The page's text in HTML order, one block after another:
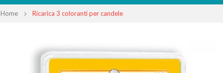
Home Ricarica 3 coloranti per candele